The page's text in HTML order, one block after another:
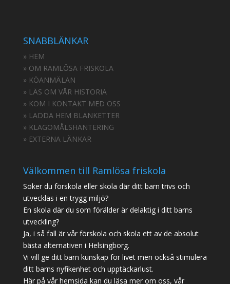
SNABBLÄNKAR
» HEM
» OM RAMLÖSA FRISKOLA
» KÖANMÄLAN
» LÄS OM VÅR HISTORIA
» KOM I KONTAKT MED OSS
» LADDA HEM BLANKETTER
» KLAGOMÅLSHANTERING
» EXTERNA LÄNKAR
Välkommen till Ramlösa friskola
Söker du förskola eller skola där ditt barn trivs och
utvecklas i en trygg miljö?
En skola där du som förälder är delaktig i ditt barns
utveckling?
Ja, i så fall är vår förskola och skola ett av de absolut
bästa alternativen i Helsingborg.
Vi vill ge ditt barn kunskap för livet men också stimulera
ditt barns nyfikenhet och upptäckarlust.
Här på vår hemsida kan du läsa mer om oss, vår